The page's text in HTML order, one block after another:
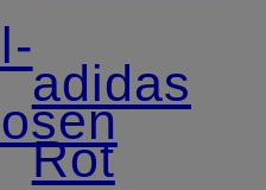
adidas
Rot